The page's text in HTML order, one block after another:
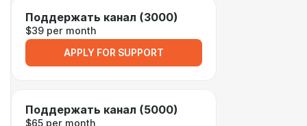
Поддержать канал (3000)
$39 per month
APPLY FOR SUPPORT
Поддержать канал (5000)
$65 per month